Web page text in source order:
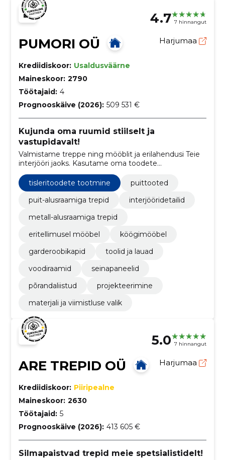
4.7 7 hinnangut
PUMORI OÜ Harjumaa
Krediidiskoor: Usaldusväärne
Maineskoor: 2790
Töötajaid: 4
Prognooskäive (2026): 509 531 €
Kujunda oma ruumid stiilselt ja
vastupidavalt!
Valmistame treppe ning mööblit ja erilahendusi Teie
interjööri jaoks. Kasutame oma toodete
seadmeid ning koostöös kvalifitseeritud
oskustöölistega suudame anda oma tööle ka garantii.
tisleritoodete tootmine
puittooted
puit-alusraamiga trepid
interjööridetailid
metall-alusraamiga trepid
eritellimusel mööbel
köögimööbel
garderoobikapid
toolid ja lauad
voodiraamid
seinapaneelid
põrandaliistud
projekteerimine
materjali ja viimistluse valik
5.0 7 hinnangut
ARE TREPID OÜ Harjumaa
Krediidiskoor: Piiripealne
Maineskoor: 2630
Töötajaid: 5
Prognooskäive (2026): 413 605 €
Silmapaistvad trepid meie spetsialistidelt!